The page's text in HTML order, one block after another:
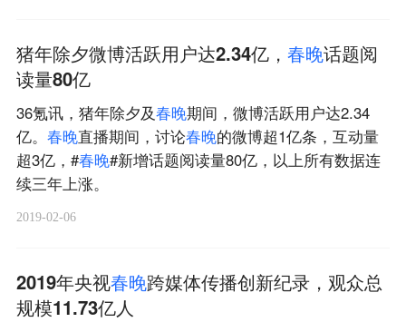
猪年除夕微博活跃用户达2.34亿， 春晚话题阅
读量80亿
36氪讯，猪年除夕及春晚期间，微博活跃用户达2.34
亿。 春晚直播期间，讨论春晚的微博超1亿条，互动量
超3亿，#春晚#新增话题阅读量80亿，以上所有数据连
续三年上涨。
2019-02-06
2019年央视春晚跨媒体传播创新纪录，观众总
规模11.73亿人